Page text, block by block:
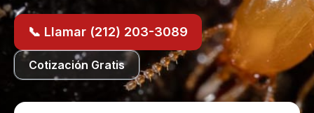
📞 Llamar (212) 203-3089
Cotización Gratis